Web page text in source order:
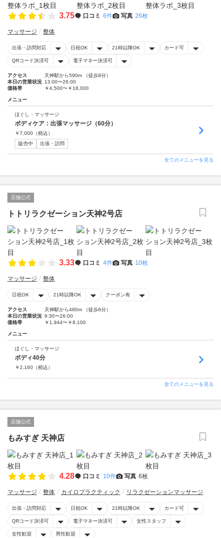
3.75 口コミ 6件 写真 26枚
マッサージ 整体
出張・訪問対応 日祝OK 21時以降OK カード可
QRコード決済可 電子マネー決済可
アクセス
天神駅から590m （徒歩8分）
本日の営業状況 13:00〜26:00
価格帯
￥4,500〜￥18,000
メニュー
ほぐし・マッサージ
ボディケア：出張マッサージ（60分）
￥7,000 （税込）
販売中
出張・訪問
全てのメニューを見る
店舗公式
トトリラクゼーション天神2号店
3.33 口コミ 4件 写真 10枚
マッサージ 整体
日祝OK 21時以降OK クーポン有
アクセス
天神駅から480m （徒歩6分）
本日の営業状況 9:30〜26:00
価格帯
￥1,944〜￥8,100
メニュー
ほぐし・マッサージ
ボディ40分
￥2,160 （税込）
全てのメニューを見る
店舗公式
もみすぎ 天神店
4.28 口コミ 10件 写真 6枚
マッサージ 整体 カイロプラクティック リラクゼーションマッサージ
出張・訪問対応 日祝OK 21時以降OK カード可
QRコード決済可 電子マネー決済可 女性スタッフ
女性歓迎 男性歓迎